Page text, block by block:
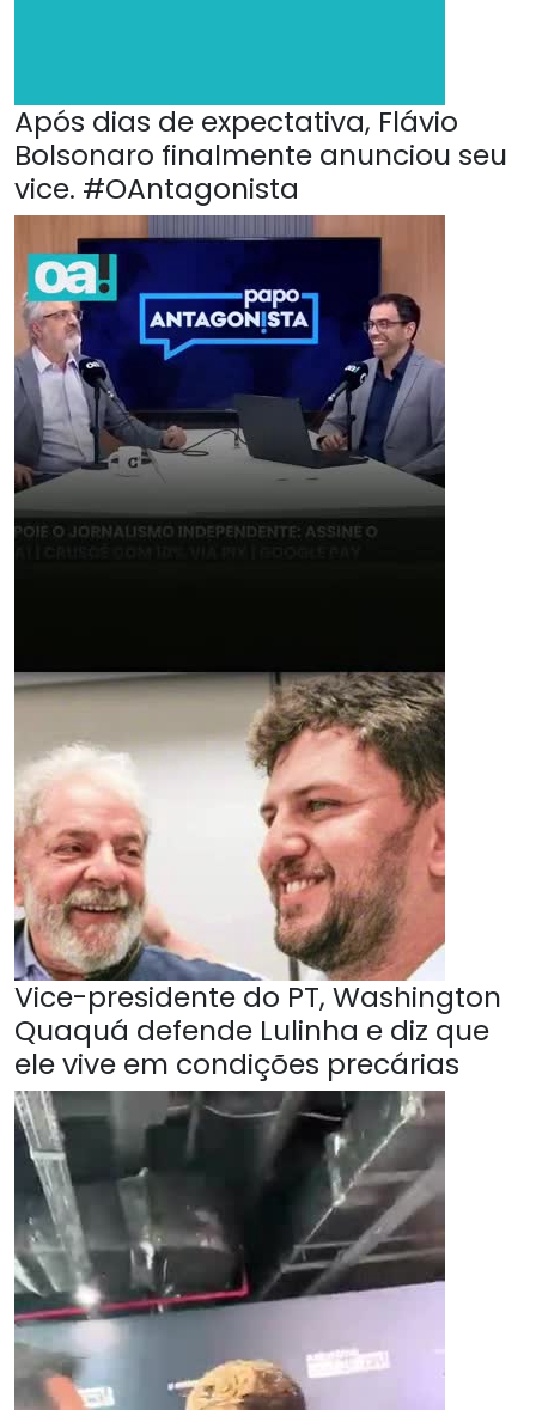
Após dias de expectativa, Flávio
Bolsonaro finalmente anunciou seu
vice. #OAntagonista
Vice-presidente do PT, Washington
Quaquá defende Lulinha e diz que
ele vive em condições precárias